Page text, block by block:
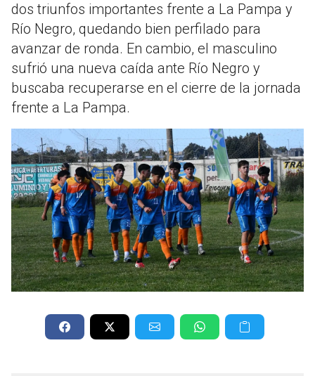
dos triunfos importantes frente a La Pampa y
Río Negro, quedando bien perfilado para
avanzar de ronda. En cambio, el masculino
sufrió una nueva caída ante Río Negro y
buscaba recuperarse en el cierre de la jornada
frente a La Pampa.